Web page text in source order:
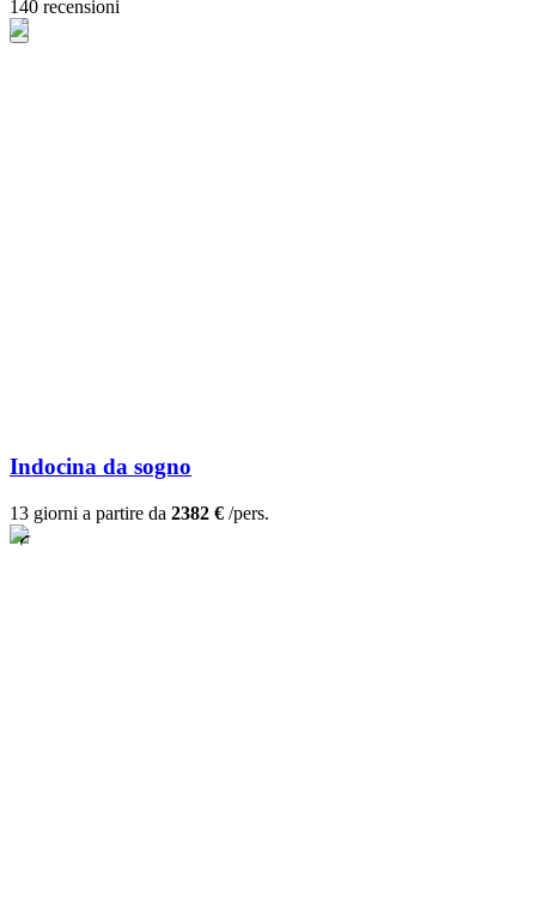
140 recensioni
Indocina da sogno
13 giorni a partire da 2382 € /pers.